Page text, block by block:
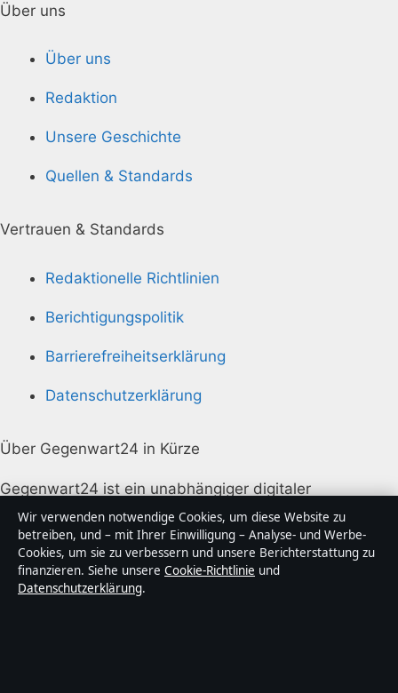
Über uns
Über uns
Redaktion
Unsere Geschichte
Quellen & Standards
Vertrauen & Standards
Redaktionelle Richtlinien
Berichtigungspolitik
Barrierefreiheitserklärung
Datenschutzerklärung
Über Gegenwart24 in Kürze
Gegenwart24 ist ein unabhängiger digitaler
Nachrichtenanbieter mit Fokus auf Politik, Wirtschaft,
Technik und Gesellschaft in Deutschland. Jeder Artikel
trägt eine Byline, wird von einem Redakteur geprüft
und vor der Veröffentlichung faktengecheckt.
Wir verwenden notwendige Cookies, um diese Website zu
betreiben, und – mit Ihrer Einwilligung – Analyse- und Werbe-
Cookies, um sie zu verbessern und unsere Berichterstattung zu
finanzieren. Siehe unsere Cookie-Richtlinie und
Datenschutzerklärung.